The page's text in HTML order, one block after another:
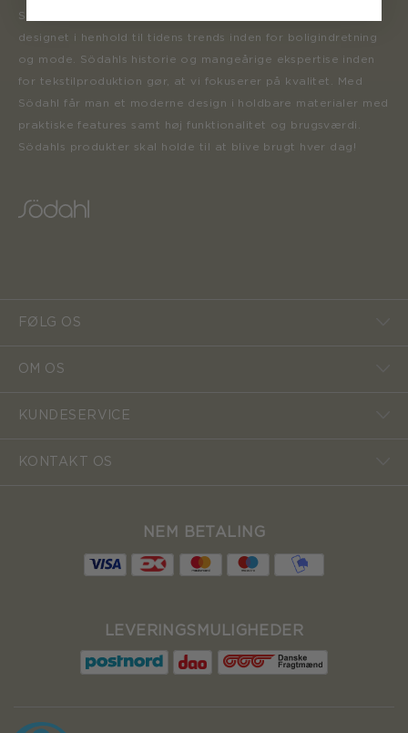
Sortimentet opdateres løbende med nye produkter, der er
designet i henhold til tidens trends inden for boligindretning
og mode. Södahls historie og mangeårige ekspertise inden
for tekstilproduktion gør, at vi fokuserer på kvalitet. Med
Södahl får man et moderne design i holdbare materialer med
praktiske features samt høj funktionalitet og brugsværdi.
Södahls produkter skal holde til at blive brugt hver dag!
FØLG OS
OM OS
KUNDESERVICE
KONTAKT OS
NEM BETALING
LEVERINGSMULIGHEDER